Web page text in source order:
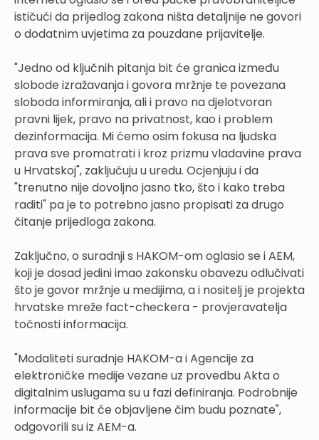
ističući da prijedlog zakona ništa detaljnije ne govori
o dodatnim uvjetima za pouzdane prijavitelje.
"Jedno od ključnih pitanja bit će granica između
slobode izražavanja i govora mržnje te povezana
sloboda informiranja, ali i pravo na djelotvoran
pravni lijek, pravo na privatnost, kao i problem
dezinformacija. Mi ćemo osim fokusa na ljudska
prava sve promatrati i kroz prizmu vladavine prava
u Hrvatskoj", zaključuju u uredu. Ocjenjuju i da
"trenutno nije dovoljno jasno tko, što i kako treba
raditi" pa je to potrebno jasno propisati za drugo
čitanje prijedloga zakona.
Zaključno, o suradnji s HAKOM-om oglasio se i AEM,
koji je dosad jedini imao zakonsku obavezu odlučivati
što je govor mržnje u medijima, a i nositelj je projekta
hrvatske mreže fact-checkera - provjeravatelja
točnosti informacija.
"Modaliteti suradnje HAKOM-a i Agencije za
elektroničke medije vezane uz provedbu Akta o
digitalnim uslugama su u fazi definiranja. Podrobnije
informacije bit će objavljene čim budu poznate",
odgovorili su iz AEM-a.